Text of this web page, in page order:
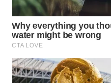
LESUNG
WN
KARO
WN
SIMALUNGUN